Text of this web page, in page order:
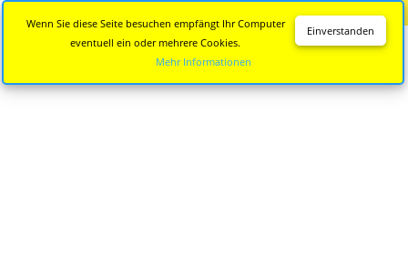
Einverstanden
Wenn Sie diese Seite besuchen empfängt Ihr Computer
eventuell ein oder mehrere Cookies.
Mehr Informationen